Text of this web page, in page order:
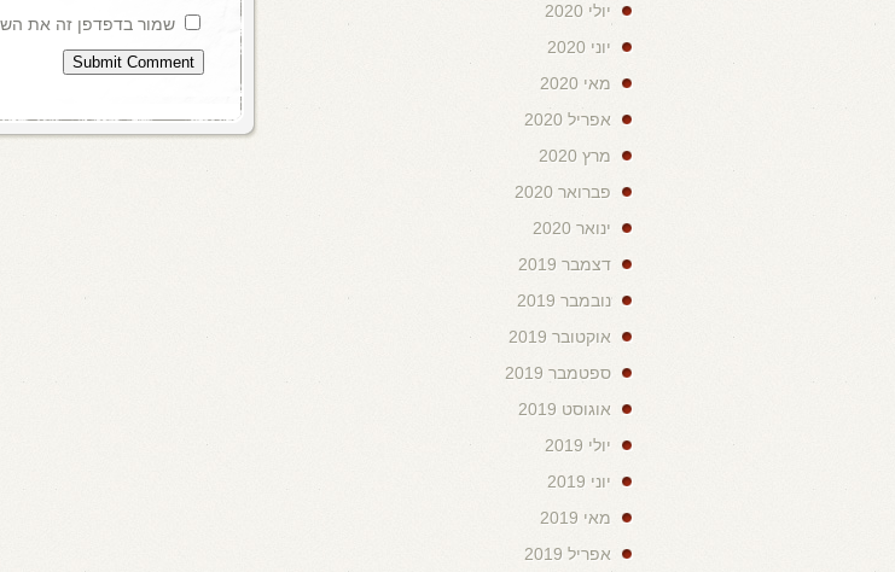
שמור בדפדפן זה את
יולי 2020
יוני 2020
מאי 2020
אפריל 2020
מרץ 2020
פברואר 2020
ינואר 2020
דצמבר 2019
נובמבר 2019
אוקטובר 2019
ספטמבר 2019
אוגוסט 2019
יולי 2019
יוני 2019
מאי 2019
אפריל 2019